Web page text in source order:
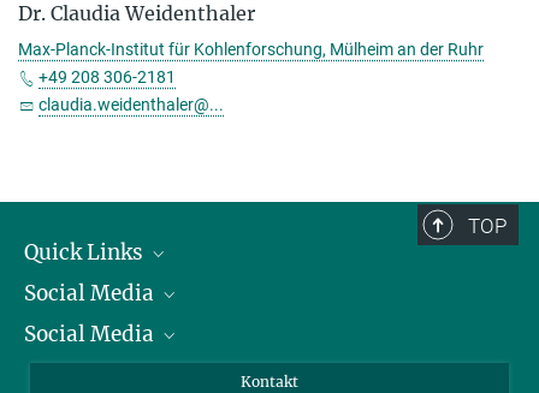
Dr. Claudia Weidenthaler
Max-Planck-Institut für Kohlenforschung, Mülheim an der Ruhr
+49 208 306-2181
claudia.weidenthaler@...
TOP
Quick Links
Präsident
Zahlen und Fakten
Social Media
Bluesky
Social Media
Kontakt